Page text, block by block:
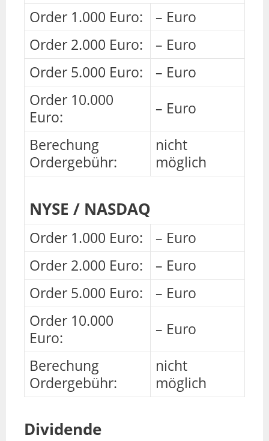
Order 1.000 Euro:
– Euro
Order 2.000 Euro:
– Euro
Order 5.000 Euro:
– Euro
Order 10.000
Euro:
– Euro
Berechung
Ordergebühr:
nicht
möglich
NYSE / NASDAQ
Order 1.000 Euro:
– Euro
Order 2.000 Euro:
– Euro
Order 5.000 Euro:
– Euro
Order 10.000
Euro:
– Euro
Berechung
Ordergebühr:
nicht
möglich
Dividende